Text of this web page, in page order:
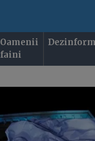
Oamenii
faini